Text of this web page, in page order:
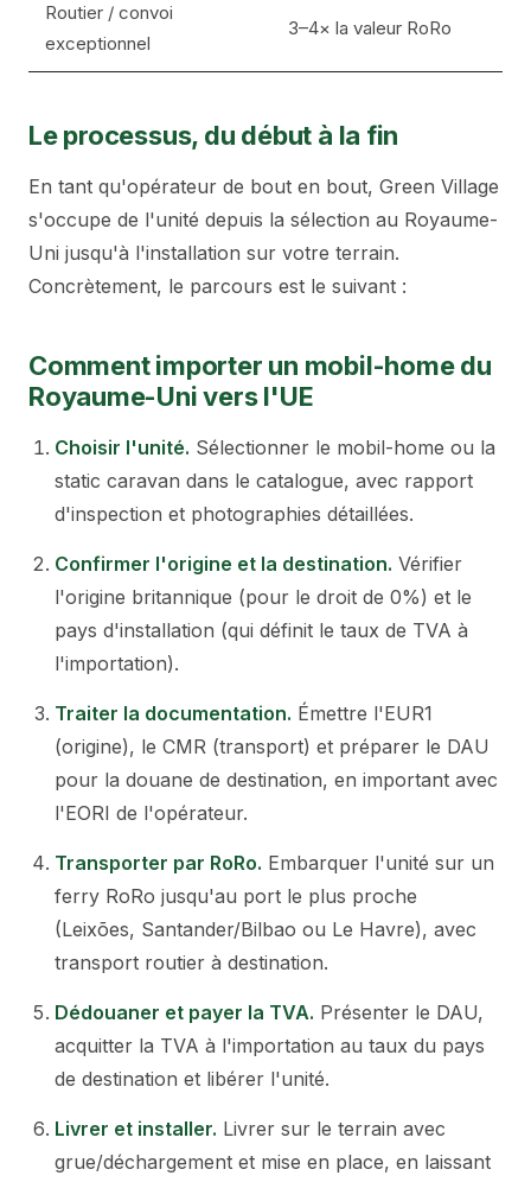
Routier / convoi
exceptionnel
3–4× la valeur RoRo
Le processus, du début à la fin
En tant qu'opérateur de bout en bout, Green Village
s'occupe de l'unité depuis la sélection au Royaume-
Uni jusqu'à l'installation sur votre terrain.
Concrètement, le parcours est le suivant :
Comment importer un mobil-home du
Royaume-Uni vers l'UE
Choisir l'unité. Sélectionner le mobil-home ou la
static caravan dans le catalogue, avec rapport
d'inspection et photographies détaillées.
Confirmer l'origine et la destination. Vérifier
l'origine britannique (pour le droit de 0%) et le
pays d'installation (qui définit le taux de TVA à
l'importation).
Traiter la documentation. Émettre l'EUR1
(origine), le CMR (transport) et préparer le DAU
pour la douane de destination, en important avec
l'EORI de l'opérateur.
Transporter par RoRo. Embarquer l'unité sur un
ferry RoRo jusqu'au port le plus proche
(Leixões, Santander/Bilbao ou Le Havre), avec
transport routier à destination.
Dédouaner et payer la TVA. Présenter le DAU,
acquitter la TVA à l'importation au taux du pays
de destination et libérer l'unité.
Livrer et installer. Livrer sur le terrain avec
grue/déchargement et mise en place, en laissant